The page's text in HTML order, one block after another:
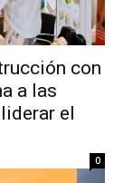
con
a las
el
0